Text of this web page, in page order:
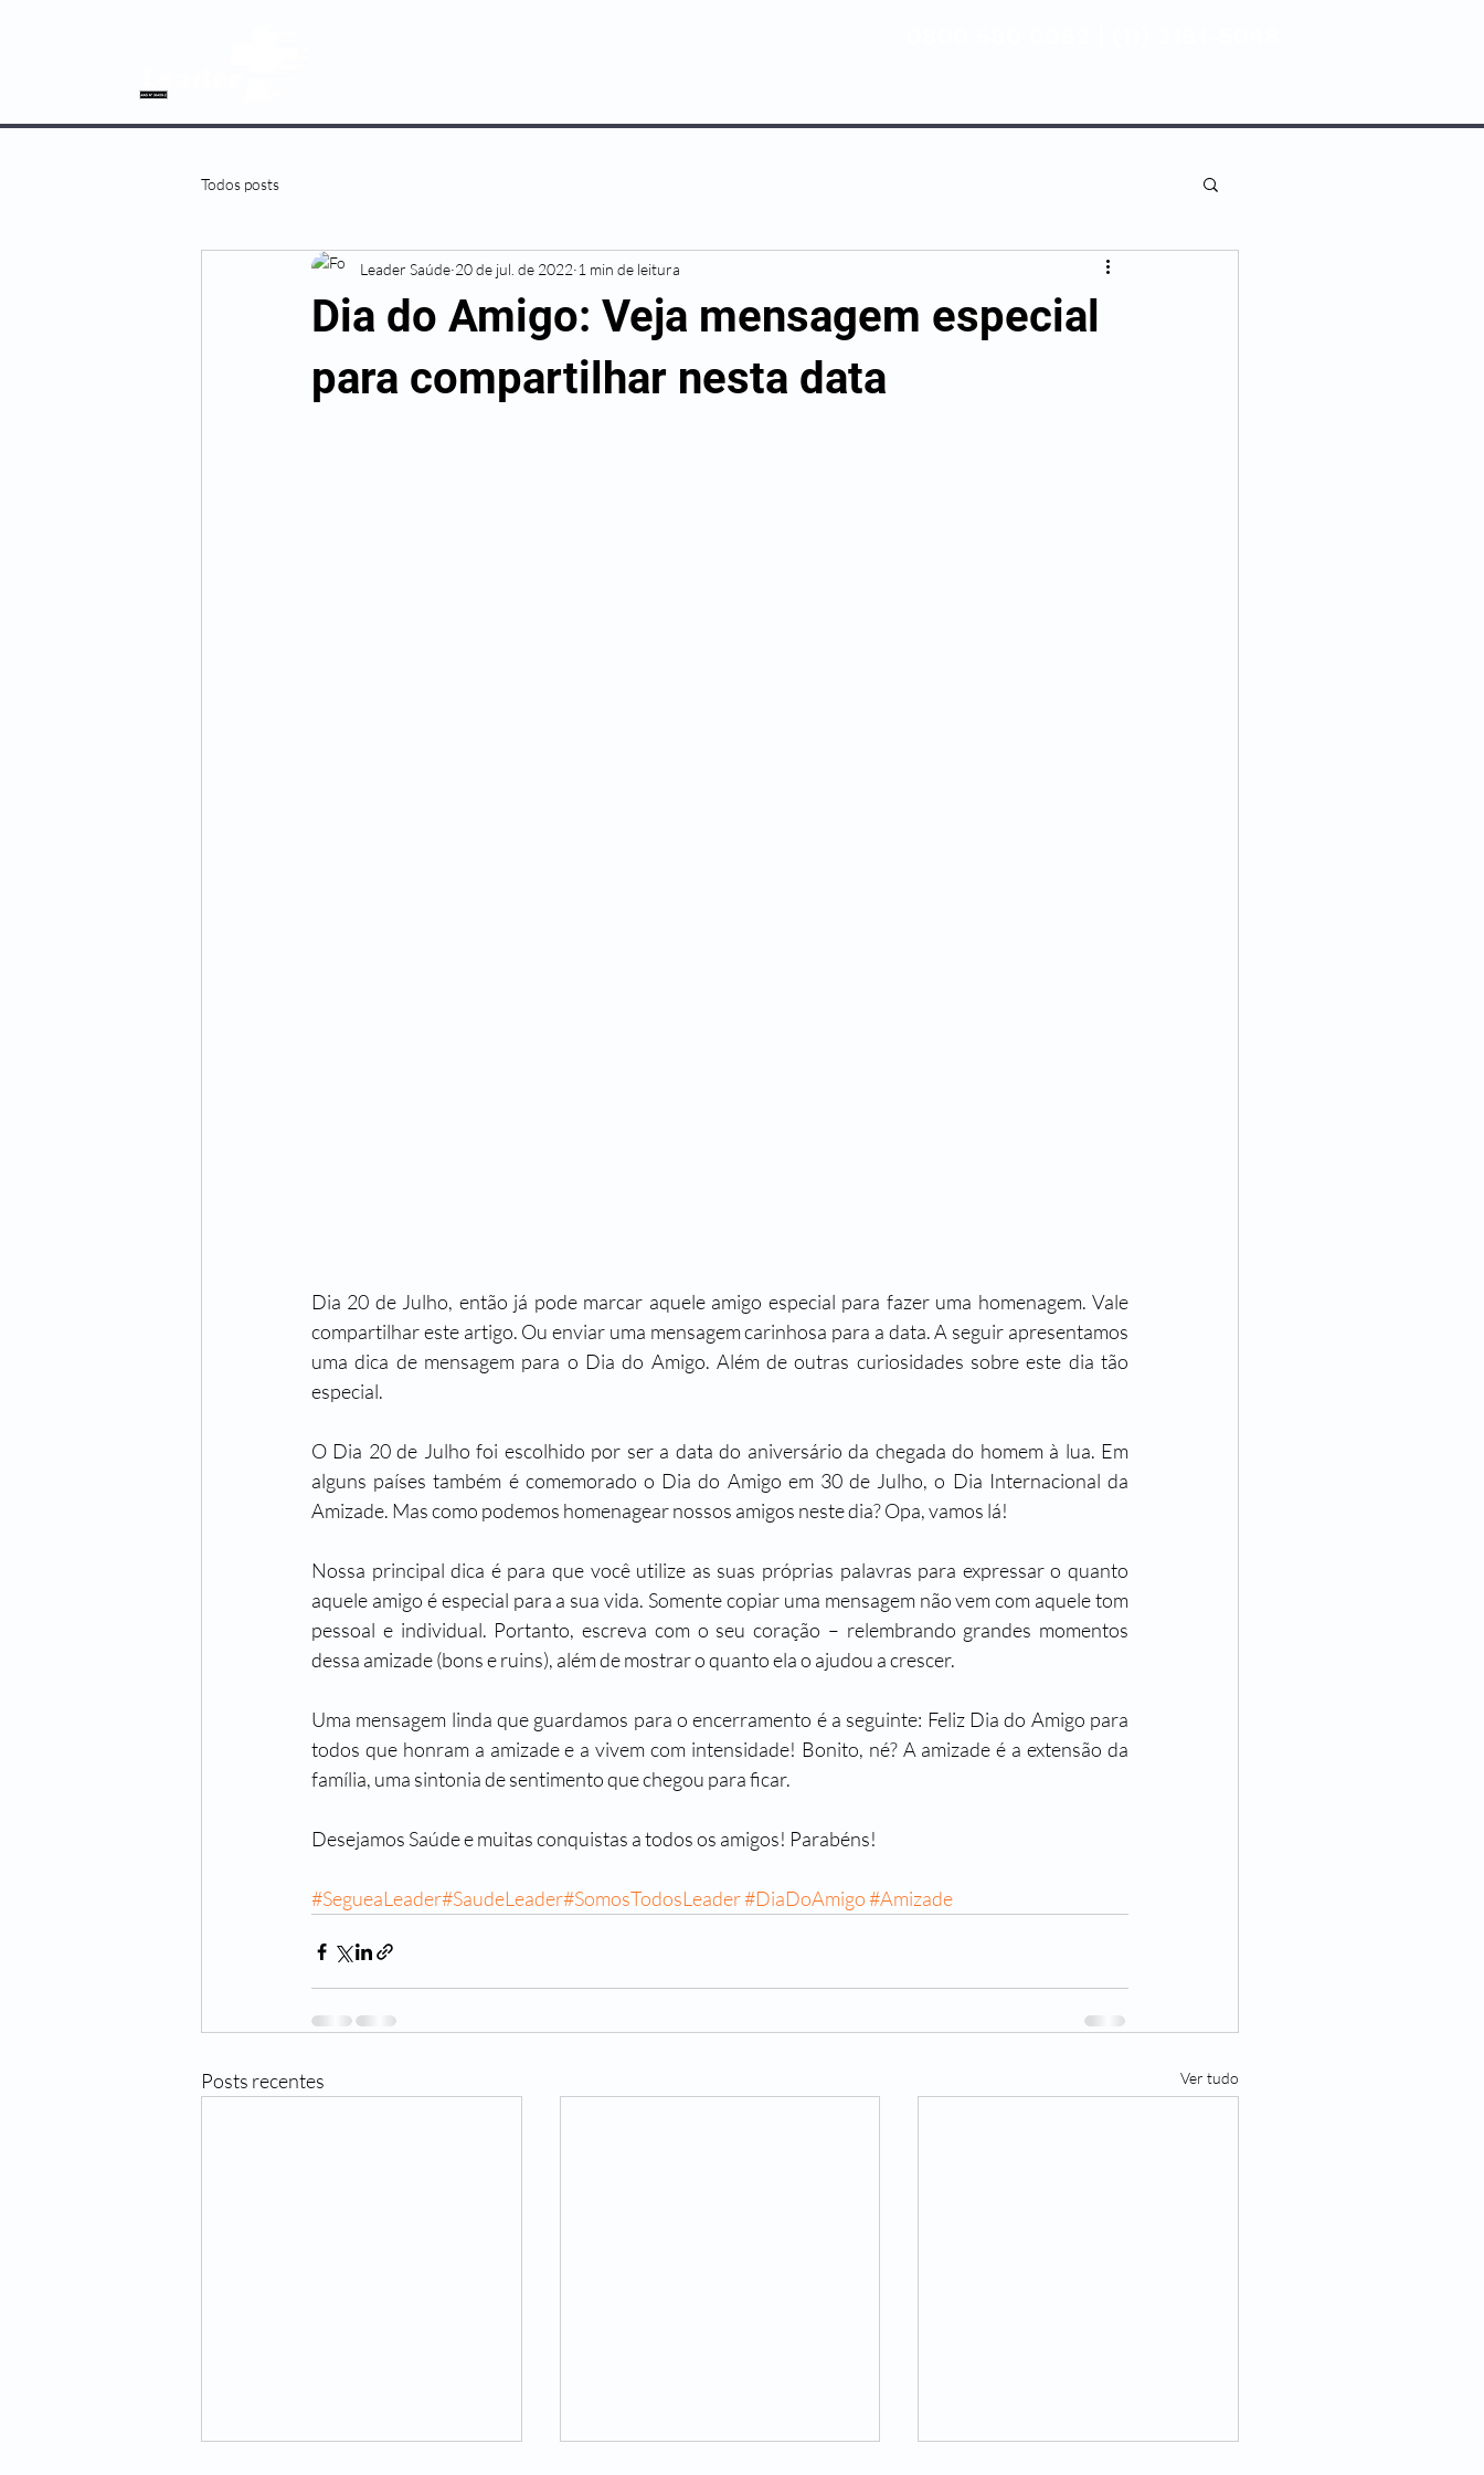
Todos posts
Dia do Amigo: Veja mensagem especial
para compartilhar nesta data
Leader Saúde 20 de jul. de 2022 1 min de leitura
Dia 20 de Julho, então já pode marcar aquele amigo especial para fazer uma homenagem. Vale
compartilhar este artigo. Ou enviar uma mensagem carinhosa para a data. A seguir apresentamos
uma dica de mensagem para o Dia do Amigo. Além de outras curiosidades sobre este dia tão
especial.
O Dia 20 de Julho foi escolhido por ser a data do aniversário da chegada do homem à lua. Em
alguns países também é comemorado o Dia do Amigo em 30 de Julho, o Dia Internacional da
Amizade. Mas como podemos homenagear nossos amigos neste dia? Opa, vamos lá!
Nossa principal dica é para que você utilize as suas próprias palavras para expressar o quanto
aquele amigo é especial para a sua vida. Somente copiar uma mensagem não vem com aquele tom
pessoal e individual. Portanto, escreva com o seu coração – relembrando grandes momentos
dessa amizade (bons e ruins), além de mostrar o quanto ela o ajudou a crescer.
Uma mensagem linda que guardamos para o encerramento é a seguinte: Feliz Dia do Amigo para
todos que honram a amizade e a vivem com intensidade! Bonito, né? A amizade é a extensão da
família, uma sintonia de sentimento que chegou para ficar.
Desejamos Saúde e muitas conquistas a todos os amigos! Parabéns!
#SegueaLeader#SaudeLeader#SomosTodosLeader#DiaDoAmigo#Amizade
Posts recentes Ver tudo